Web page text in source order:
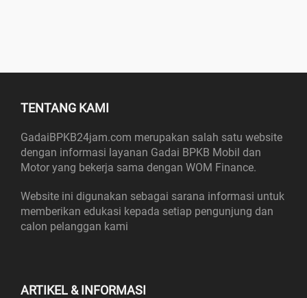
TENTANG KAMI
GadaiBPKB24jam.com merupakan salah satu website
dengan informasi layanan Gadai BPKB Mobil dan
Motor yang bekerja sama dengan WOM Finance.
Website ini digunakan sebagai sarana informasi untuk
memberikan edukasi kepada setiap pengunjung dan
calon pelanggan kami
ARTIKEL & INFORMASI